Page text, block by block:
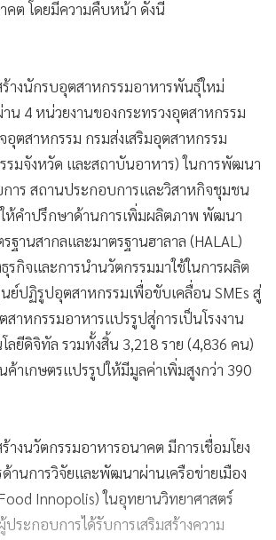
คต โดยมีความคืบหน้า ดังนี้
างนักรบอุตสาหกรรมอาหารพันธุ์ใหม่
น 4 หน่วยงานของกระทรวงอุตสาหกรรม
อุตสาหกรรม กรมส่งเสริมอุตสาหกรรม
รมจังหวัด และสถาบันอาหาร) ในการพัฒนา
าร สถานประกอบการและวิสาหกิจชุมชน
ห้คำปรึกษาด้านการเพิ่มผลิตภาพ พัฒนา
านสากลและมาตรฐานฮาลาล (HALAL)
รกิจและการนำนวัตกรรมมาใช้ในการผลิต
ย์ปฏิรูปอุตสาหกรรมเพื่อขับเคลื่อน SMEs สู่
าหกรรมอาหารแปรรูปสู่การเป็นโรงงาน
ลยีดิจิทัล รวมทั้งสิ้น 3,218 ราย (4,836 คน)
เกษตรแปรรูปให้มีมูลค่าเพิ่มสูงกว่า 390
างนวัตกรรมอาหารอนาคต มีการเชื่อมโยง
านการวิจัยและพัฒนาผ่านเครือข่ายเมือง
Innopolis) ในอุทยานวิทยาศาสตร์
ระกอบการได้รับการเสริมสร้างความ